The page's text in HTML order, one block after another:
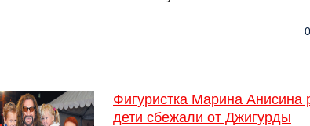
Фигуристка Марина Анисина
дети сбежали от Джигурды